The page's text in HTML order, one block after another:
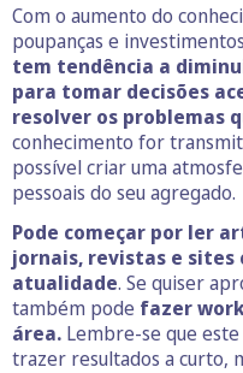
Com o aumento do
poupanças e investimentos
tem tendência a
para tomar decisões
resolver os problemas
conhecimento for
possível criar uma
pessoais do seu agregado.
Pode começar por ler
jornais, revistas e sites
atualidade. Se quiser
também pode fazer
área. Lembre-se que
trazer resultados a curto,